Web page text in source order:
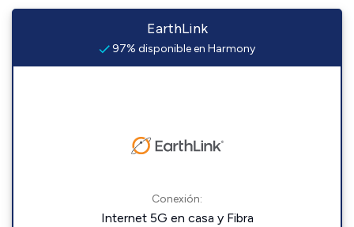
EarthLink
97% disponible en Harmony
Conexión:
Internet 5G en casa y Fibra